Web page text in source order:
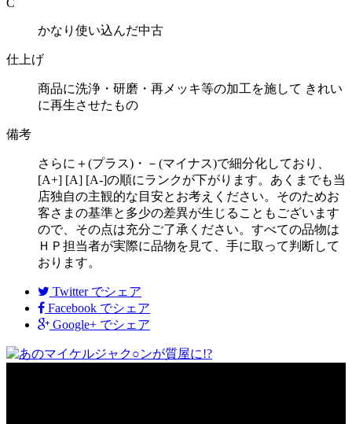
C
かなり使い込んだ中古
仕上げ
商品に洗浄・研磨・再メッキ等の加工を施して きれい
に再生させたもの
備考
さらに＋(プラス)・－(マイナス)で細分化しており、
[A+] [A] [A-]の順にランクが下がります。あくまでも当
店独自の主観的な目安とお考えください。そのためお
客さまの基準と多少の差異が生じることもございます
ので、その点は充分ご了承ください。すべての品物は
ＨＰ担当者が実際に品物を見て、手に取って判断して
おります。
Twitter でシェア
Facebook でシェア
Google+ でシェア